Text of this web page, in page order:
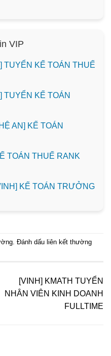
VIP
TUYỂN KẾ TOÁN THUẾ
TUYỂN KẾ TOÁN
AN] KẾ TOÁN
TOÁN THUẾ RANK
KẾ TOÁN TRƯỞNG
. Đánh dấu liên kết thường
[VINH] KMATH TUYỂN
NHÂN VIÊN KINH DOANH
FULLTIME